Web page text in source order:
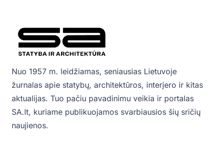
Nuo 1957 m. leidžiamas, seniausias Lietuvoje
žurnalas apie statybų, architektūros, interjero ir kitas
aktualijas. Tuo pačiu pavadinimu veikia ir portalas
SA.lt, kuriame publikuojamos svarbiausios šių sričių
naujienos.